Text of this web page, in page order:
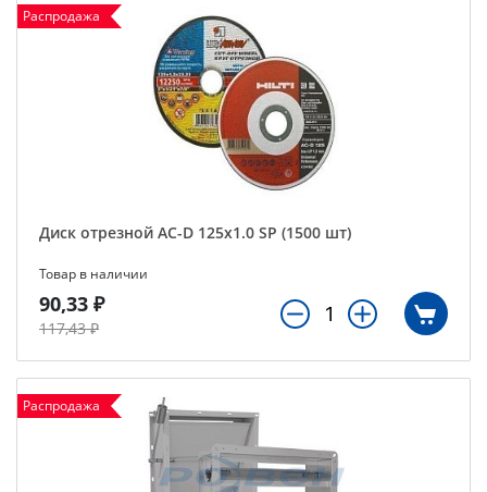
Распродажа
Диск отрезной AC-D 125х1.0 SP (1500 шт)
Товар в наличии
90,33 ₽
117,43 ₽
Распродажа